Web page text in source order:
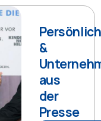
&
aus
der
Presse